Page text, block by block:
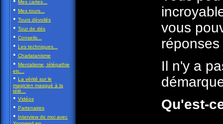
Mes cartes...
• Mes tours...
• Tours dévoilés
• Tour de dés
• Conseils...
• Les techniques...
• Charlatanisme
• Mentalisme, télépathie
etc...
• La vérité sur le
magicien masqué à la
télé...
• Vidéos
• Partenaires
• Interview de moi avec
vous
Il n'y a
Qu'est-